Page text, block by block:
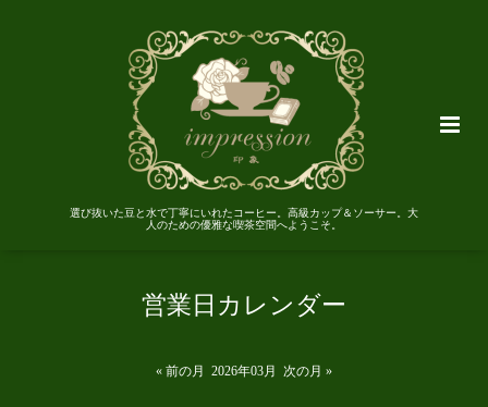
選び抜いた豆と水で丁寧にいれたコーヒー。高級カップ＆ソーサー。大
人のための優雅な喫茶空間へようこそ。
営業日カレンダー
« 前の月 2026年03月 次の月 »